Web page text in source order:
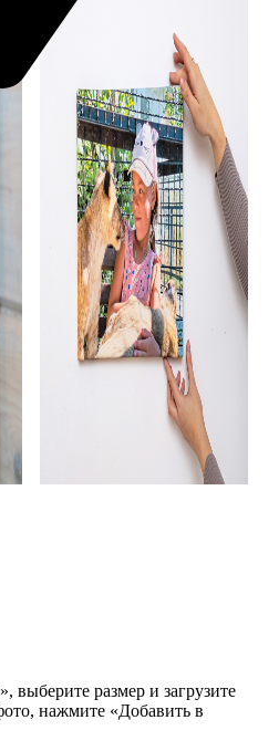
выберите размер и загрузите
нажмите «Добавить в